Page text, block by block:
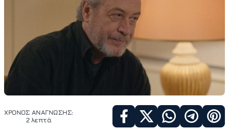
ΧΡΟΝΟΣ ΑΝΑΓΝΩΣΗΣ:
2 λεπτά